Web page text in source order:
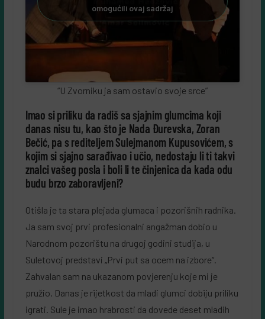
omogućili ovaj sadržaj
“U Zvorniku ja sam ostavio svoje srce”
Imao si priliku da radiš sa sjajnim glumcima koji
danas nisu tu, kao što je Nada Đurevska, Zoran
Bečić, pa s rediteljem Sulejmanom Kupusovićem, s
kojim si sjajno sarađivao i učio, nedostaju li ti takvi
znalci vašeg posla i boli li te činjenica da kada odu
budu brzo zaboravljeni?
Otišla je ta stara plejada glumaca i pozorišnih radnika.
Ja sam svoj prvi profesionalni angažman dobio u
Narodnom pozorištu na drugoj godini studija, u
Suletovoj predstavi „Prvi put sa ocem na izbore“.
Zahvalan sam na ukazanom povjerenju koje mi je
pružio. Danas je rijetkost da mladi glumci dobiju priliku
igrati. Sule je imao hrabrosti da dovede deset mladih